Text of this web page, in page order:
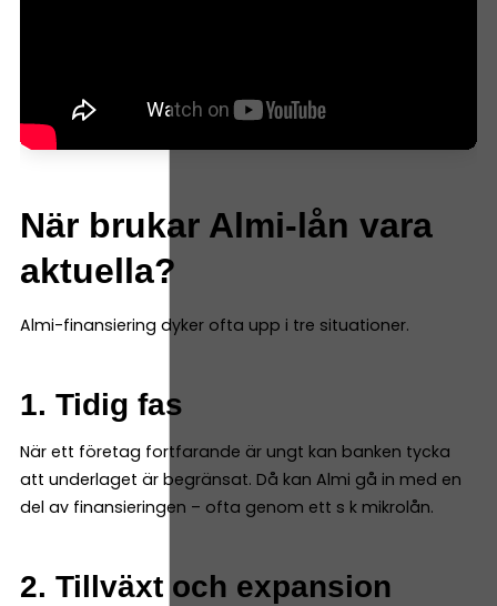
När brukar Almi-lån vara
aktuella?
Almi-finansiering dyker ofta upp i tre situationer.
1. Tidig fas
När ett företag fortfarande är ungt kan banken tycka
att underlaget är begränsat. Då kan Almi gå in med en
del av finansieringen – ofta genom ett s k mikrolån.
2. Tillväxt och expansion